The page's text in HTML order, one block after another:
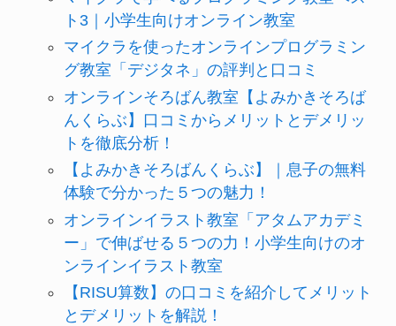
ト3｜小学生向けオンライン教室
マイクラを使ったオンラインプログラミン
グ教室「デジタネ」の評判と口コミ
オンラインそろばん教室【よみかきそろば
んくらぶ】口コミからメリットとデメリッ
トを徹底分析！
【よみかきそろばんくらぶ】｜息子の無料
体験で分かった５つの魅力！
オンラインイラスト教室「アタムアカデミ
ー」で伸ばせる５つの力！小学生向けのオ
ンラインイラスト教室
【RISU算数】の口コミを紹介してメリット
とデメリットを解説！